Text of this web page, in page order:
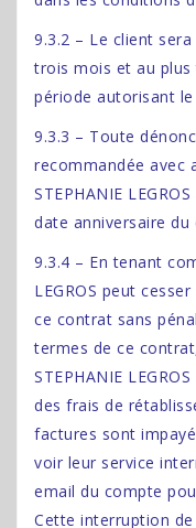
9.3.2 – Le client
trois mois et au
période autorisant
9.3.3 – Toute
recommandée avec
STEPHANIE
date anniversaire du
9.3.4 – En tenant
LEGROS peut
ce contrat sans
termes de ce
STEPHANIE
des frais de
factures sont
voir leur service
email du compte
Cette interruption